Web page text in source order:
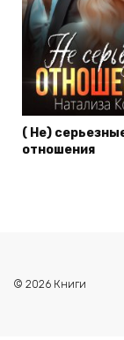
( Не)
отношения
© 2026 Книги